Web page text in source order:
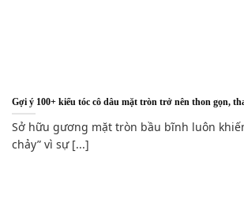
Gợi ý 100+ kiểu tóc cô dâu mặt tròn trở nên thon gọn,
Sở hữu gương mặt tròn bầu bĩnh luôn
chảy” vì sự [...]